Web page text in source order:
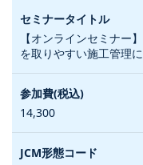
【オンラインセミナー
を取りやすい施工管理
14,300